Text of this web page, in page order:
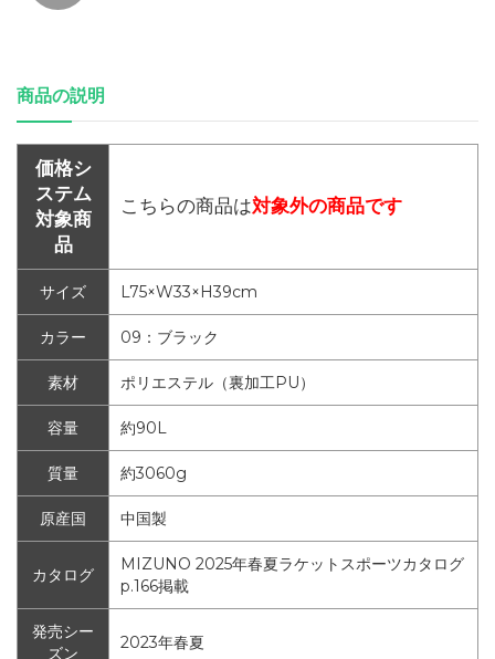
商品の説明
価格シ
ステム
対象商
品
こちらの商品は対象外の商品です
サイズ L75×W33×H39cm
カラー 09：ブラック
素材 ポリエステル（裏加工PU）
容量 約90L
質量 約3060g
原産国 中国製
カタログ
MIZUNO 2025年春夏ラケットスポーツカタログ
p.166掲載
発売シー
ズン
2023年春夏